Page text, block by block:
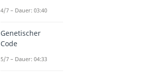
4/7 – Dauer: 03:40
Genetischer
Code
5/7 – Dauer: 04:33